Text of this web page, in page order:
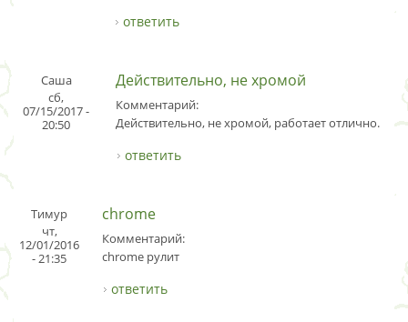
ответить
Саша
сб,
07/15/2017 -
20:50
Действительно, не хромой
Комментарий:
Действительно, не хромой, работает отлично.
ответить
Тимур
чт,
12/01/2016
- 21:35
chrome
Комментарий:
chrome рулит
ответить